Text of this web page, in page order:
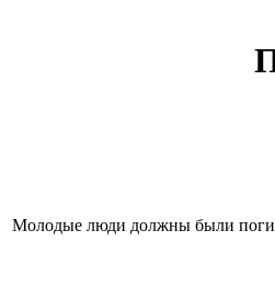
Молодые люди должны были